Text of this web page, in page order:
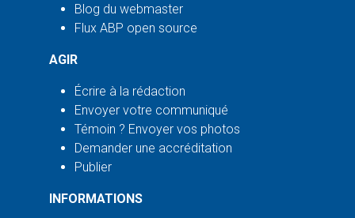
Blog du webmaster
Flux ABP open source
AGIR
Écrire à la rédaction
Envoyer votre communiqué
Témoin ? Envoyer vos photos
Demander une accréditation
Publier
INFORMATIONS